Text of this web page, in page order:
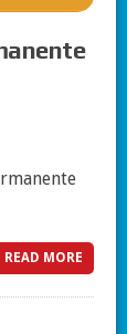
READ MORE